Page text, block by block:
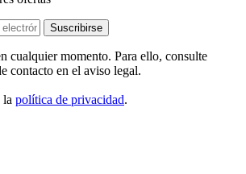
cualquier momento. Para ello, consulte
contacto en el aviso legal.
la política de privacidad.